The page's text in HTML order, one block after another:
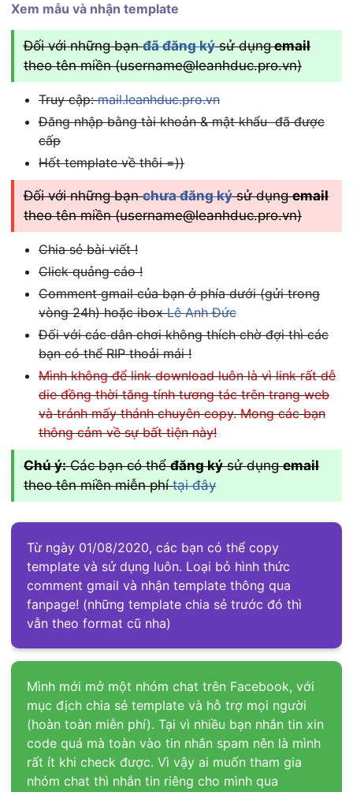
Xem mẫu và nhận template
Đối với những bạnđã đăng kýsử dụngemail
theo tên miền (username@leanhduc.pro.vn)
Truy cập:mail.leanhduc.pro.vn
Đăng nhập bằng tài khoản & mật khẩu đã được
cấp
Hốt template về thôi =))
Đối với những bạnchưa đăng kýsử dụngemail
theo tên miền (username@leanhduc.pro.vn)
Chia sẻ bài viết !
Click quảng cáo !
Comment gmail của bạn ở phía dưới (gửi trong
vòng 24h) hoặc iboxLê Anh Đức
Đối với các dân chơi không thích chờ đợi thì các
bạn có thể RIP thoải mái !
Mình không để link download luôn là vì link rất dễ
die đồng thời tăng tính tương tác trên trang web
và tránh mấy thánh chuyên copy. Mong các bạn
thông cảm về sự bất tiện này!
Chú ý:Các bạn có thểđăng kýsử dụngemail
theo tên miền miễn phítại đây
Từ ngày 01/08/2020, các bạn có thể copy
template và sử dụng luôn. Loại bỏ hình thức
comment gmail và nhận template thông qua
fanpage! (những template chia sẻ trước đó thì
vẫn theo format cũ nha)
Mình mới mở một nhóm chat trên Facebook, với
mục địch chia sẻ template và hỗ trợ mọi người
(hoàn toàn miễn phí). Tại vì nhiều bạn nhắn tin xin
code quá mà toàn vào tin nhắn spam nên là mình
rất ít khi check được. Vì vậy ai muốn tham gia
nhóm chat thì nhắn tin riêng cho mình qua